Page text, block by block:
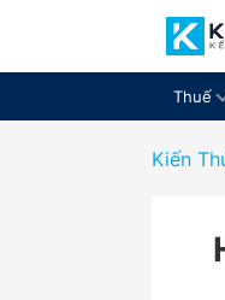
Thuế
Kiến